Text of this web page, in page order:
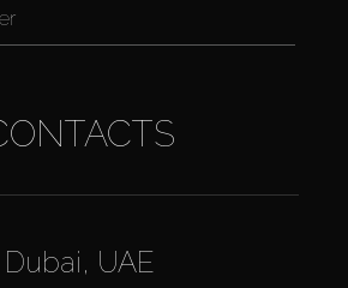
Dubai, UAE